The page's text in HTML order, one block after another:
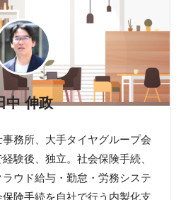
中 伸政
務所、大手タイヤグループ会
験後、独立。社会保険手続、
ウド給与・勤怠・労務システ
険手続を自社で行う内製化支